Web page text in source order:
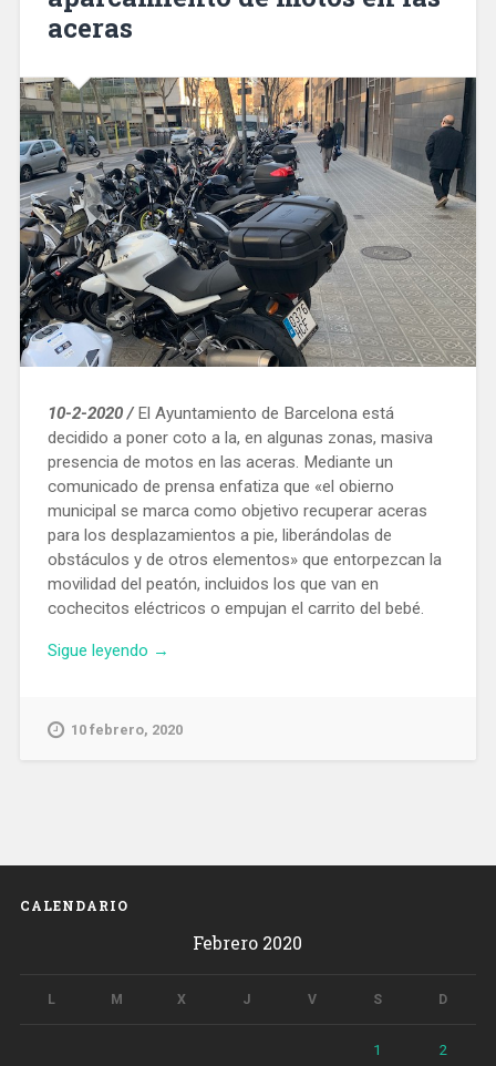
el
MWC
2020»
aceras
10-2-2020 /El Ayuntamiento de Barcelona está
decidido a poner coto a la, en algunas zonas, masiva
presencia de motos en las aceras. Mediante un
comunicado de prensa enfatiza que «el obierno
municipal se marca como objetivo recuperar aceras
para los desplazamientos a pie, liberándolas de
obstáculos y de otros elementos» que entorpezcan la
movilidad del peatón, incluidos los que van en
cochecitos eléctricos o empujan el carrito del bebé.
Sigue leyendo «Campaña
para
motos
aceras»
→
10 febrero, 2020
CALENDARIO
Febrero 2020
L M X J V S D
1 2